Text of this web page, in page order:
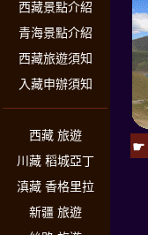
西藏景點介紹
青海景點介紹
西藏旅遊須知
入藏申辦須知
西藏 旅遊
川藏 稻城亞丁
滇藏 香格里拉
新疆 旅遊
☛